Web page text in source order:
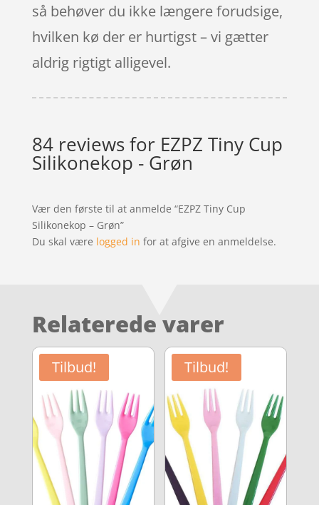
så behøver du ikke længere forudsige,
hvilken kø der er hurtigst – vi gætter
aldrig rigtigt alligevel.
84 reviews for EZPZ Tiny Cup
Silikonekop - Grøn
Vær den første til at anmelde “EZPZ Tiny Cup
Silikonekop – Grøn”
Du skal være logged in for at afgive en anmeldelse.
Relaterede varer
Tilbud! Tilbud!